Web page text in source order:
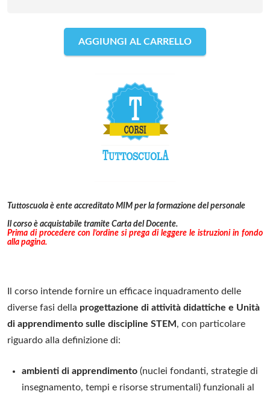
AGGIUNGI AL CARRELLO
Tuttoscuola è ente accreditato MIM per la formazione del personale
Il corso è acquistabile tramite Carta del Docente.
Prima di procedere con l’ordine si prega di leggere le istruzioni in fondo
alla pagina.
Il corso intende fornire un efficace inquadramento delle
diverse fasi della progettazione di attività didattiche e Unità
di apprendimento sulle discipline STEM , con particolare
riguardo alla definizione di:
ambienti di apprendimento (nuclei fondanti, strategie di
insegnamento, tempi e risorse strumentali) funzionali al